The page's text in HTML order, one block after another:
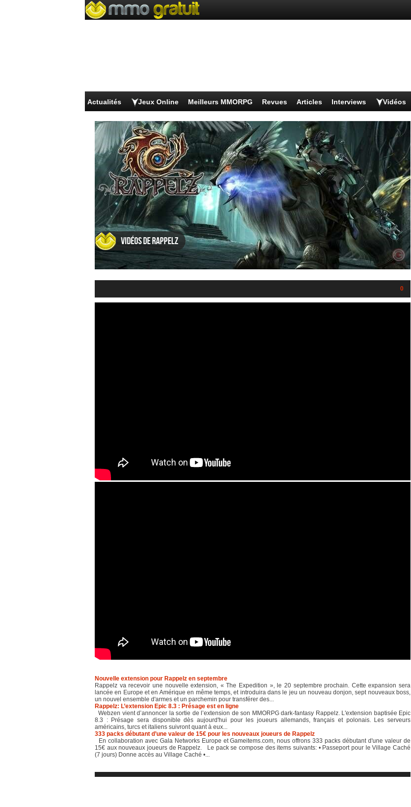
Actualités Jeux Online Meilleurs MMORPG Revues Articles Interviews Vidéos
Vidéos de Rappelz
0
Nouvelle extension pour Rappelz en septembre
Rappelz va recevoir une nouvelle extension, « The Expedition », le 20 septembre prochain. Cette expansion sera
lancée en Europe et en Amérique en même temps, et introduira dans le jeu un nouveau donjon, sept nouveaux boss,
un nouvel ensemble d'armes et un parchemin pour transférer des...
Rappelz: L’extension Epic 8.3 : Présage est en ligne
Webzen vient d’annoncer la sortie de l’extension de son MMORPG dark-fantasy Rappelz. L'extension baptisée Epic
8.3 : Présage sera disponible dès aujourd'hui pour les joueurs allemands, français et polonais. Les serveurs
américains, turcs et italiens suivront quant à eux...
333 packs débutant d’une valeur de 15€ pour les nouveaux joueurs de Rappelz
En collaboration avec Gala Networks Europe et Gameitems.com, nous offrons 333 packs débutant d'une valeur de
15€ aux nouveaux joueurs de Rappelz. Le pack se compose des items suivants: • Passeport pour le Village Caché
(7 jours) Donne accès au Village Caché •...